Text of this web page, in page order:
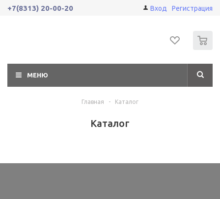
+7(8313) 20-00-20 Вход Регистрация
МЕНЮ
Главная - Каталог
Каталог